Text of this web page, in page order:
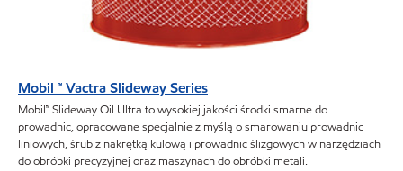
Mobil ™ Vactra Slideway Series
Mobil™ Slideway Oil Ultra to wysokiej jakości środki smarne do
prowadnic, opracowane specjalnie z myślą o smarowaniu prowadnic
liniowych, śrub z nakrętką kulową i prowadnic ślizgowych w narzędziach
do obróbki precyzyjnej oraz maszynach do obróbki metali.